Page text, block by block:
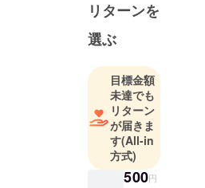
リターンを
選ぶ
目標金額
未達でも
リターン
が届きま
す(All-in
方式)
500円